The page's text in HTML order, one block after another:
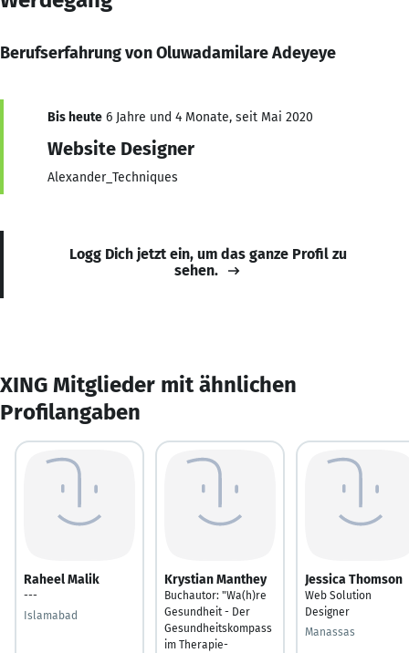
Berufserfahrung von Oluwadamilare Adeyeye
Bis heute 6 Jahre und 4 Monate, seit Mai 2020
Website Designer
Alexander_Techniques
Logg Dich jetzt ein, um das ganze Profil zu
sehen.
XING Mitglieder mit ähnlichen
Profilangaben
Raheel Malik
---
Islamabad
Krystian Manthey
Buchautor: "Wa(h)re
Gesundheit - Der
Gesundheitskompass
im Therapie-
Jessica Thomson
Web Solution
Designer
Manassas